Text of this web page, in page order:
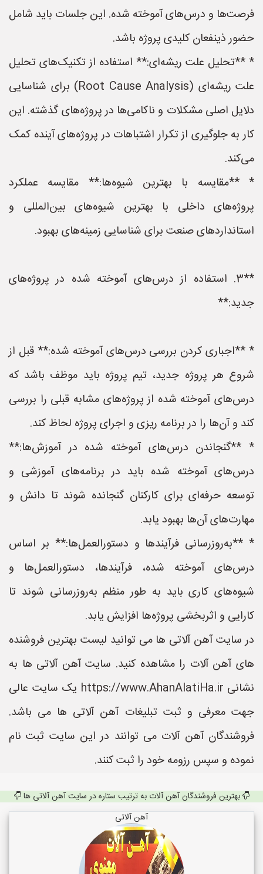
فرصت‌ها و درس‌های آموخته شده. این جلسات باید شامل
حضور ذینفعان کلیدی پروژه باشد.
* **تحلیل علت ریشه‌ای:** استفاده از تکنیک‌های تحلیل
علت ریشه‌ای (Root Cause Analysis) برای شناسایی
دلایل اصلی مشکلات و ناکامی‌ها در پروژه‌های گذشته. این
کار به جلوگیری از تکرار اشتباهات در پروژه‌های آینده کمک
می‌کند.
* **مقایسه با بهترین شیوه‌ها:** مقایسه عملکرد
پروژه‌های داخلی با بهترین شیوه‌های بین‌المللی و
استانداردهای صنعت برای شناسایی زمینه‌های بهبود.
**3. استفاده از درس‌های آموخته شده در پروژه‌های
جدید:**
* **اجباری کردن بررسی درس‌های آموخته شده:** قبل از
شروع هر پروژه جدید، تیم پروژه باید موظف باشد که
درس‌های آموخته شده از پروژه‌های مشابه قبلی را بررسی
کند و آن‌ها را در برنامه ریزی و اجرای پروژه لحاظ کند.
* **گنجاندن درس‌های آموخته شده در آموزش‌ها:**
درس‌های آموخته شده باید در برنامه‌های آموزشی و
توسعه حرفه‌ای برای کارکنان گنجانده شوند تا دانش و
مهارت‌های آن‌ها بهبود یابد.
* **به‌روزرسانی فرآیندها و دستورالعمل‌ها:** بر اساس
درس‌های آموخته شده، فرآیندها، دستورالعمل‌ها و
شیوه‌های کاری باید به طور منظم به‌روزرسانی شوند تا
کارایی و اثربخشی پروژه‌ها افزایش یابد.
در سایت آهن آلاتی ها می توانید لیست بهترین فروشنده
های آهن آلات را مشاهده کنید. سایت آهن آلاتی ها به
نشانی https://www.AhanAlatiHa.ir یک سایت عالی
جهت معرفی و ثبت تبلیغات آهن آلاتی ها می باشد.
فروشندگان آهن آلات می توانند در این سایت ثبت نام
نموده و سپس رزومه خود را ثبت کنند.
بهترین فروشندگان آهن آلات به ترتیب ستاره در سایت آهن آلاتی ها
آهن آلاتی